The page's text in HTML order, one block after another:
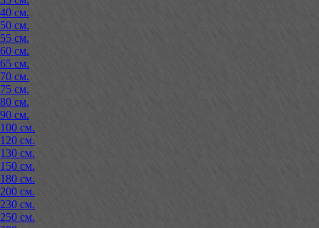
40 см.
50 см.
55 см.
60 см.
65 см.
70 см.
75 см.
80 см.
90 см.
100 см.
120 см.
130 см.
150 см.
180 см.
200 см.
230 см.
250 см.